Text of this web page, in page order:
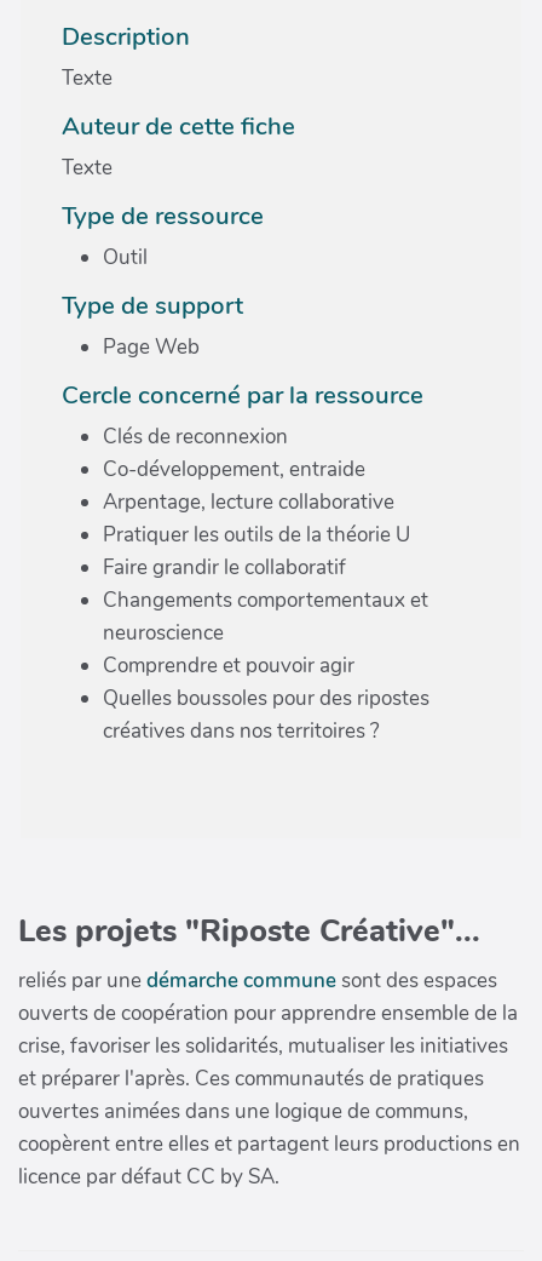
Description
Texte
Auteur de cette fiche
Texte
Type de ressource
Outil
Type de support
Page Web
Cercle concerné par la ressource
Clés de reconnexion
Co-développement, entraide
Arpentage, lecture collaborative
Pratiquer les outils de la théorie U
Faire grandir le collaboratif
Changements comportementaux et
neuroscience
Comprendre et pouvoir agir
Quelles boussoles pour des ripostes
créatives dans nos territoires ?
Les projets "Riposte Créative"...
reliés par unedémarche communesont des espaces
ouverts de coopération pour apprendre ensemble de la
crise, favoriser les solidarités, mutualiser les initiatives
et préparer l'après. Ces communautés de pratiques
ouvertes animées dans une logique de communs,
coopèrent entre elles et partagent leurs productions en
licence par défaut CC by SA.